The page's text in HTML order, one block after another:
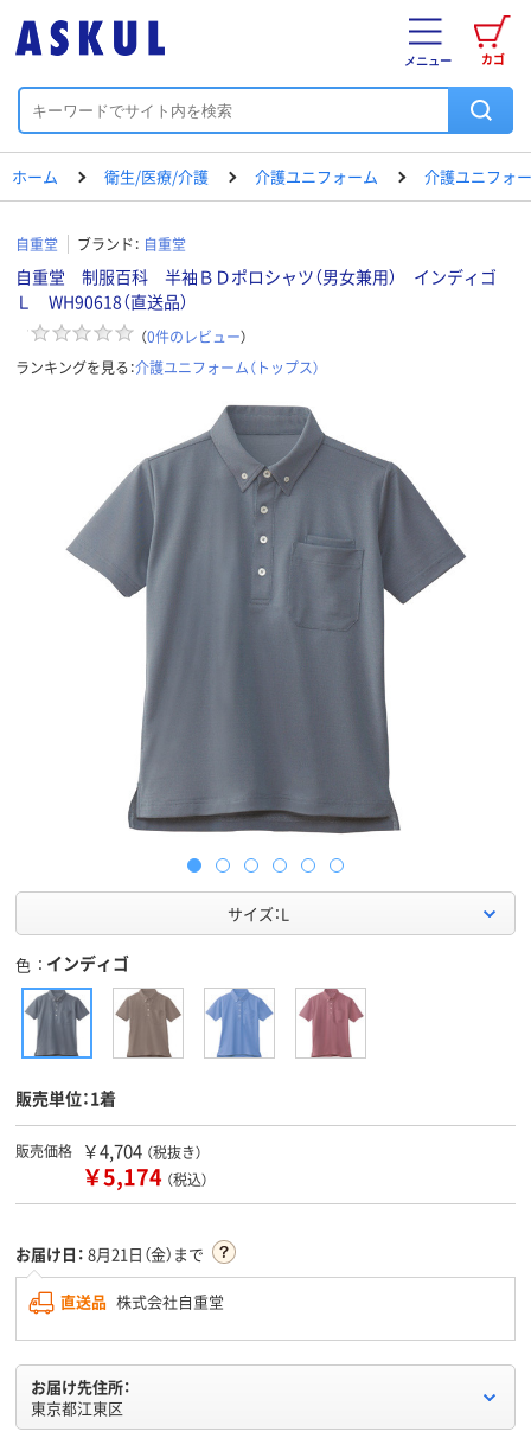
カゴ
メニュー
ホーム 衛生/医療/介護 介護ユニフォーム 介護ユニフォー
自重堂 ブランド： 自重堂
自重堂 制服百科 半袖ＢＤポロシャツ（男女兼用） インディゴ
Ｌ WH90618（直送品）
（0件のレビュー）
ランキングを見る：介護ユニフォーム（トップス）
サイズ：L
色 インディゴ
販売単位：1着
販売価格 ￥4,704 （税抜き）
￥5,174 （税込）
お届け日： 8月21日（金）まで
直送品 株式会社自重堂
お届け先住所：
東京都江東区